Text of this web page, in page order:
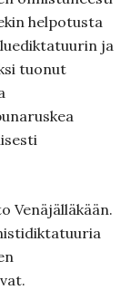
helpotusta
ja
tuonut
Venäjälläkään.